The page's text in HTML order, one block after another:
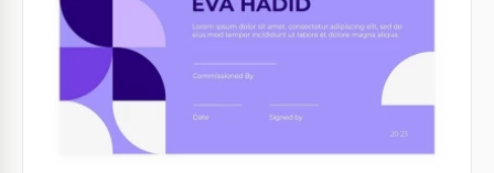
Fügen Sie Ihren Kreationen mit unserer Vorlage für
das Blaue Zertifikat der Echtheit eine Prise Prestige
hinzu.
Google Docs